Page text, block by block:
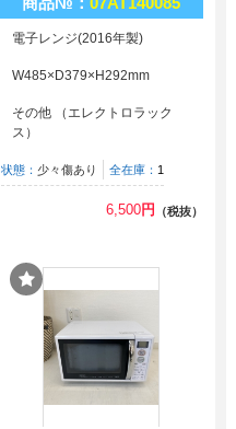
電子レンジ(2016年製)
W485×D379×H292mm
その他 （エレクトロラック
ス）
状態： 少々傷あり 全在庫： 1
6,500円 （税抜）